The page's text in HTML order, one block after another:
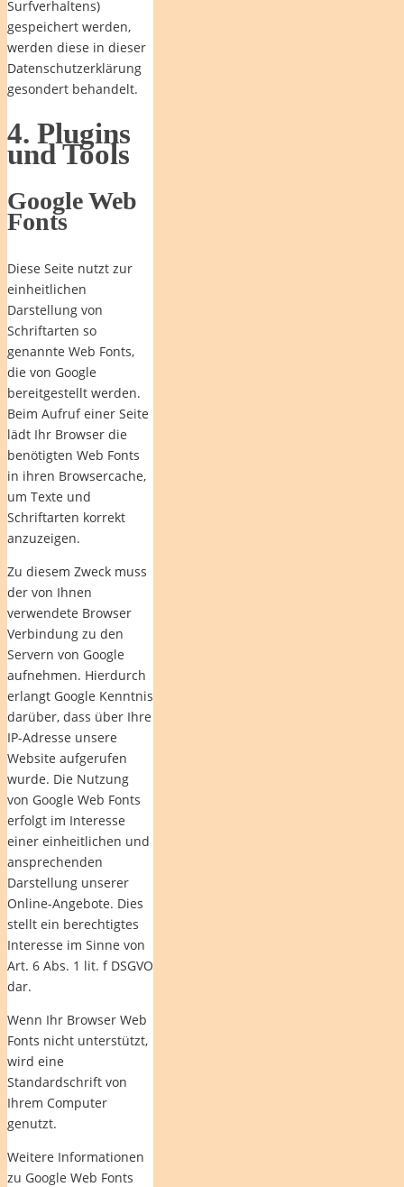
Surfverhaltens)
gespeichert werden,
werden diese in dieser
Datenschutzerklärung
gesondert behandelt.
4. Plugins
und Tools
Google Web
Fonts
Diese Seite nutzt zur
einheitlichen
Darstellung von
Schriftarten so
genannte Web Fonts,
die von Google
bereitgestellt werden.
Beim Aufruf einer Seite
lädt Ihr Browser die
benötigten Web Fonts
in ihren Browsercache,
um Texte und
Schriftarten korrekt
anzuzeigen.
Zu diesem Zweck muss
der von Ihnen
verwendete Browser
Verbindung zu den
Servern von Google
aufnehmen. Hierdurch
erlangt Google Kenntnis
darüber, dass über Ihre
IP-Adresse unsere
Website aufgerufen
wurde. Die Nutzung
von Google Web Fonts
erfolgt im Interesse
einer einheitlichen und
ansprechenden
Darstellung unserer
Online-Angebote. Dies
stellt ein berechtigtes
Interesse im Sinne von
Art. 6 Abs. 1 lit. f DSGVO
dar.
Wenn Ihr Browser Web
Fonts nicht unterstützt,
wird eine
Standardschrift von
Ihrem Computer
genutzt.
Weitere Informationen
zu Google Web Fonts